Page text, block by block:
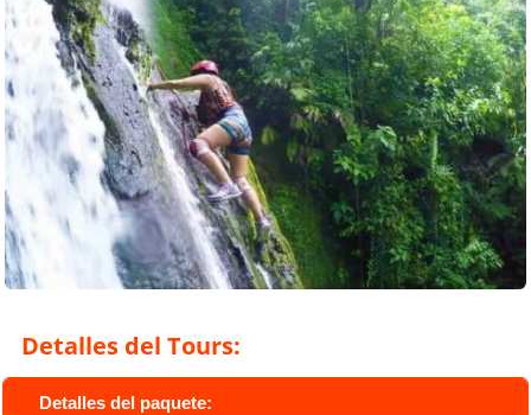
Detalles del Tours:
Detalles del paquete: